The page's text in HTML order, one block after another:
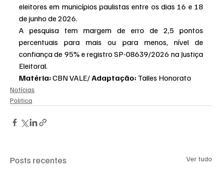
eleitores em municípios paulistas entre os dias 16 e 18
de junho de 2026.
A pesquisa tem margem de erro de 2,5 pontos
percentuais para mais ou para menos, nível de
confiança de 95% e registro SP-08639/2026 na Justiça
Eleitoral.
Matéria: CBN VALE/ Adaptação: Talles Honorato
Notícias
Politica
Posts recentes Ver tudo